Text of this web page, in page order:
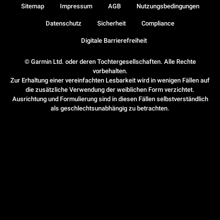
© Garmin Ltd. oder deren Tochtergesellschaften. Alle Rechte
vorbehalten.
Zur Erhaltung einer vereinfachten Lesbarkeit wird in wenigen Fällen auf
die zusätzliche Verwendung der weiblichen Form verzichtet.
Ausrichtung und Formulierung sind in diesen Fällen selbstverständlich
als geschlechtsunabhängig zu betrachten.
Sitemap Impressum AGB Nutzungsbedingungen
Datenschutz Sicherheit Compliance
Digitale Barrierefreiheit